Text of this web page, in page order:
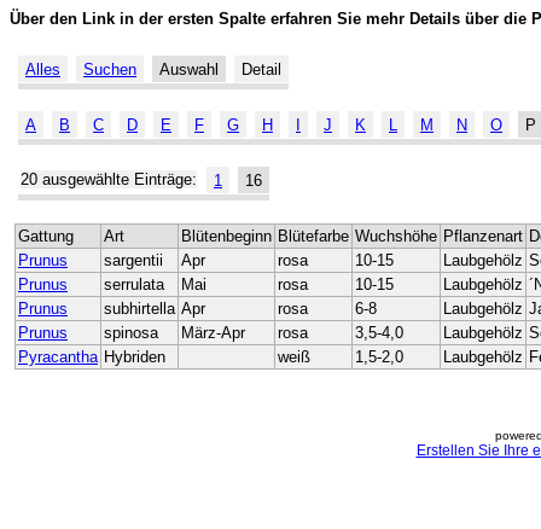
Über den Link in der ersten Spalte erfahren Sie mehr Details über die
Alles Suchen Auswahl Detail
A B C D E F G H J K L M N O P
20 ausgewählte Einträge: 1 16
Gattung Art Blütenbeginn Blütefarbe Wuchshöhe Pflanzenart
Prunus
sargentii Apr rosa 10-15 Laubgehölz
Prunus
serrulata Mai rosa 10-15 Laubgehölz
Prunus
subhirtella Apr rosa 6-8 Laubgehölz
Prunus
spinosa März-Apr rosa 3,5-4,0 Laubgehölz
Pyracantha Hybriden weiß 1,5-2,0 Laubgehölz
Erstellen Sie Ihre